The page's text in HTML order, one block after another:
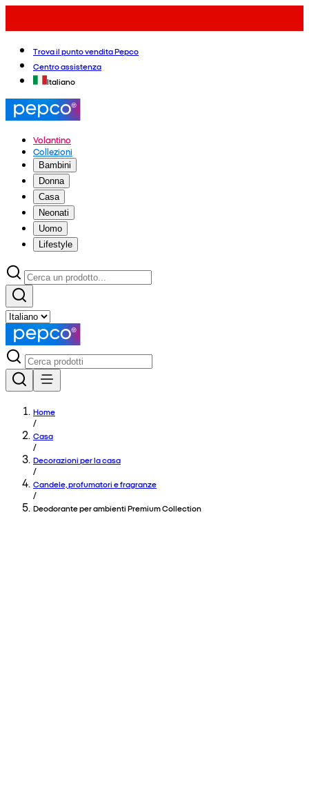
Trova il punto vendita Pepco
Centro assistenza
Italiano
Volantino
Collezioni
Bambini
Donna
Casa
Neonati
Uomo
Lifestyle
Home
/
Casa
/
Decorazioni per la casa
/
Candele, profumatori e fragranze
/
Deodorante per ambienti Premium Collection